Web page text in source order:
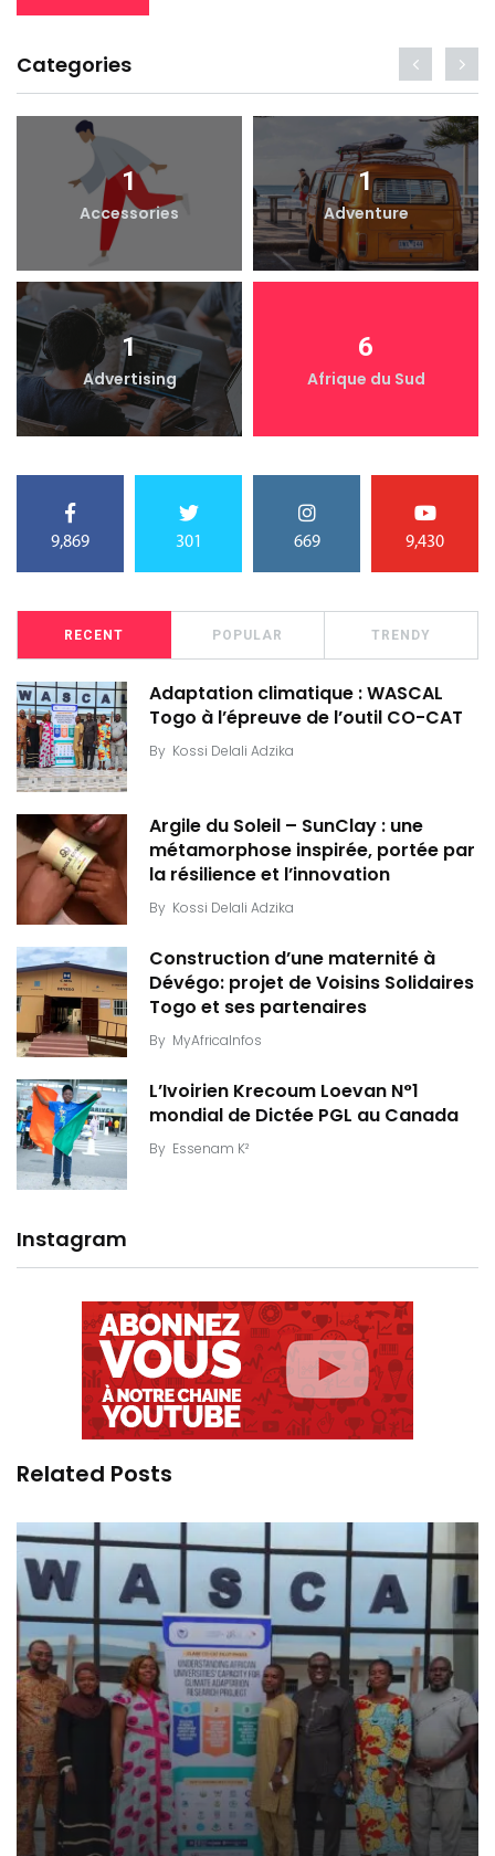
Categories
1
Accessories
1
Adventure
1
Advertising
6
Afrique du Sud
9,869 301 669 9,430
RECENT POPULAR TRENDY
Adaptation climatique : WASCAL
Togo à l’épreuve de l’outil CO-CAT
By Kossi Delali Adzika
Argile du Soleil – SunClay : une
métamorphose inspirée, portée par
la résilience et l’innovation
By Kossi Delali Adzika
Construction d’une maternité à
Dévégo: projet de Voisins Solidaires
Togo et ses partenaires
By MyAfricaInfos
L’Ivoirien Krecoum Loevan N°1
mondial de Dictée PGL au Canada
By Essenam K²
Instagram
Related Posts